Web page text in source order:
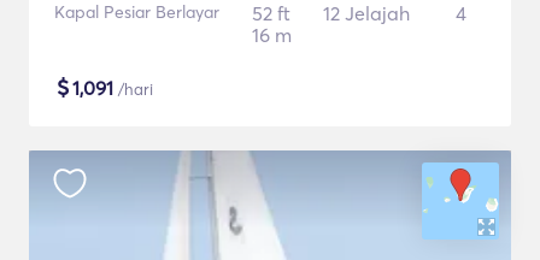
Kapal Pesiar Berlayar
52 ft
16 m
12 Jelajah 4
$1,091 /hari